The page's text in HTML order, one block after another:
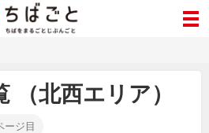
（北西エリア）
ージ目